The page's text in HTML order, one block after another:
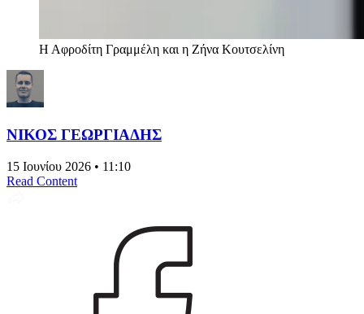
Η Αφροδίτη Γραμμέλη και η Ζήνα Κουτσελίνη
ΝΙΚΟΣ ΓΕΩΡΓΙΑΔΗΣ
15 Ιουνίου 2026 • 11:10
Read Content